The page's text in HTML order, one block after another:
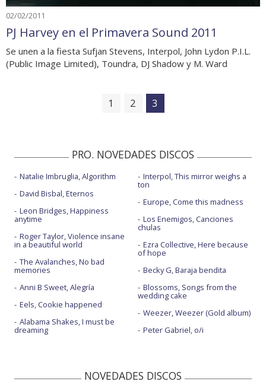
02/02/2011
PJ Harvey en el Primavera Sound 2011
Se unen a la fiesta Sufjan Stevens, Interpol, John Lydon P.I.L.
(Public Image Limited), Toundra, DJ Shadow y M. Ward
1 2 3
PRO. NOVEDADES DISCOS
Natalie Imbruglia, Algorithm
David Bisbal, Eternos
Leon Bridges, Happiness
anytime
Roger Taylor, Violence insane
in a beautiful world
The Avalanches, No bad
memories
Anni B Sweet, Alegría
Eels, Cookie happened
Alabama Shakes, I must be
dreaming
Interpol, This mirror weighs a
ton
Europe, Come this madness
Los Enemigos, Canciones
chulas
Ezra Collective, Here because
of hope
Becky G, Baraja bendita
Blossoms, Songs from the
wedding cake
Weezer, Weezer (Gold album)
Peter Gabriel, o/i
NOVEDADES DISCOS